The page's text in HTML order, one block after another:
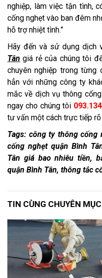
nghiệp, làm việc tận tình,
cống nghẹt vào ban đêm
hỗ trợ nhiệt tình.”
Hãy đến và sử dụng dịch
Tân giá rẻ của chúng tôi
chuyên nghiệp trong
hẳn với những công ty
mắc về dịch vụ thông
ngay cho chúng tôi
tư vấn một cách trực tiếp rõ
Tags: công ty thông cống
cống nghẹt quận Bình
Tân giá bao nhiêu tiền,
quận Bình Tân, thông tắc
TIN CÙNG CHUYÊN MỤC